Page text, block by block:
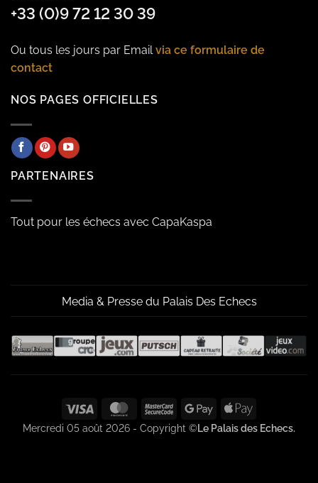
+33 (0)9 72 12 30 39
Ou tous les jours par Email via ce formulaire de
contact
NOS PAGES OFFICIELLES
PARTENAIRES
Tout pour les échecs avec CapaKaspa
Media & Presse du Palais Des Echecs
Visa MasterCardMasterCard
2
Google
Pay
Apple
Pay
Mercredi 05 août 2026 - Copyright ©Le Palais des Echecs.